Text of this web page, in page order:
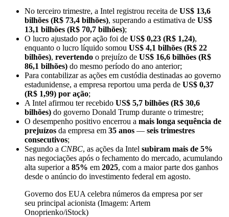
No terceiro trimestre, a Intel registrou receita de US$ 13,6
bilhões (R$ 73,4 bilhões), superando a estimativa de US$
13,1 bilhões (R$ 70,7 bilhões);
O lucro ajustado por ação foi de US$ 0,23 (R$ 1,24),
enquanto o lucro líquido somou US$ 4,1 bilhões (R$ 22
bilhões), revertendo o prejuízo de US$ 16,6 bilhões (R$
86,1 bilhões) do mesmo período do ano anterior;
Para contabilizar as ações em custódia destinadas ao governo
estadunidense, a empresa reportou uma perda de US$ 0,37
(R$ 1,99) por ação;
A Intel afirmou ter recebido US$ 5,7 bilhões (R$ 30,6
bilhões) do governo Donald Trump durante o trimestre;
O desempenho positivo encerrou a mais longa sequência de
prejuízos da empresa em 35 anos — seis trimestres
consecutivos;
Segundo a CNBC, as ações da Intel subiram mais de 5%
nas negociações após o fechamento do mercado, acumulando
alta superior a 85% em 2025, com a maior parte dos ganhos
desde o anúncio do investimento federal em agosto.
Governo dos EUA celebra números da empresa por ser
seu principal acionista (Imagem: Artem
Onoprienko/iStock)